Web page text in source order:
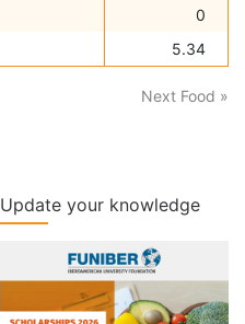
0
5.34
Next Food »
Update your knowledge